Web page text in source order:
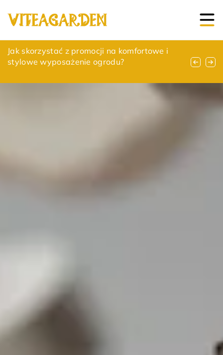
Jak poprawić efektywność energetyczną w
domu dzięki nowoczesnym systemom
Jak skorzystać z promocji na komfortowe i
stylowe wyposażenie ogrodu?
Inteligentne rozwiązania dla efektywnego
zarządzania ogrzewaniem w domu